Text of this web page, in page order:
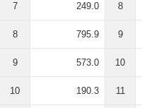
7 249.0
8 795.9
9 573.0
10 190.3
8
9
10
11